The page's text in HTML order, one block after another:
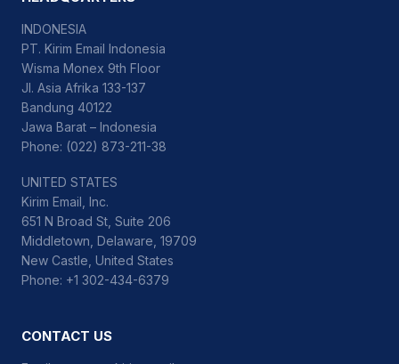
INDONESIA
PT. Kirim Email Indonesia
Wisma Monex 9th Floor
Jl. Asia Afrika 133-137
Bandung 40122
Jawa Barat – Indonesia
Phone: (022) 873-211-38
UNITED STATES
Kirim Email, Inc.
651 N Broad St, Suite 206
Middletown, Delaware, 19709
New Castle, United States
Phone: +1 302-434-6379
CONTACT US